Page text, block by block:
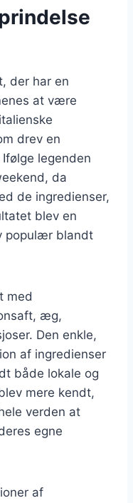
der har en
at være
drev en
legenden
da
de ingredienser,
blev en
populær blandt
med
æg,
Den enkle,
af ingredienser
både lokale og
mere kendt,
verden at
egne
af